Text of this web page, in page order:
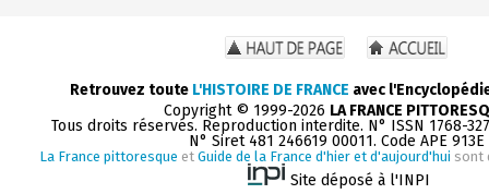
Retrouvez toute L'HISTOIRE DE FRANCE avec
Copyright © 1999-2026 LA FRANCE
Tous droits réservés. Reproduction interdite. N° ISSN 1768-
N° Siret 481 246619 00011. Code APE 913E
La France pittoresque et Guide de la France d'hier et d'aujourd'hui sont
Site déposé à l'INPI